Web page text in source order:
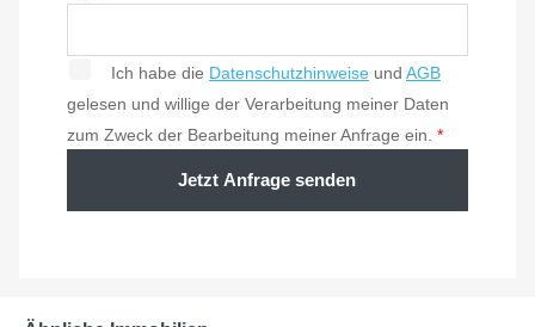
Ich habe die Datenschutzhinweise und AGB
gelesen und willige der Verarbeitung meiner Daten
zum Zweck der Bearbeitung meiner Anfrage ein. *
Jetzt Anfrage senden